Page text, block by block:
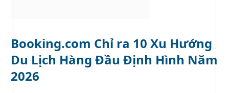
Booking.com Chỉ ra 10 Xu Hướng
Du Lịch Hàng Đầu Định Hình Năm
2026